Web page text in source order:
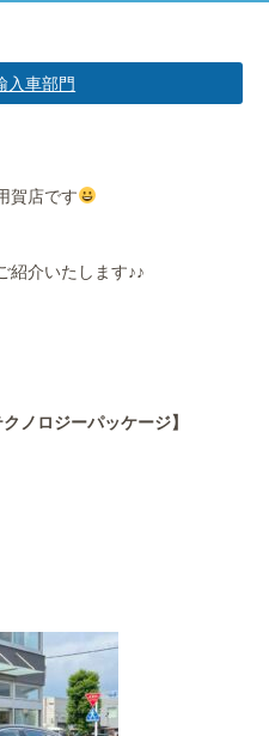
ご案内
概要
入車部門
賀店です
紹介いたします♪♪
ノロジーパッケージ】